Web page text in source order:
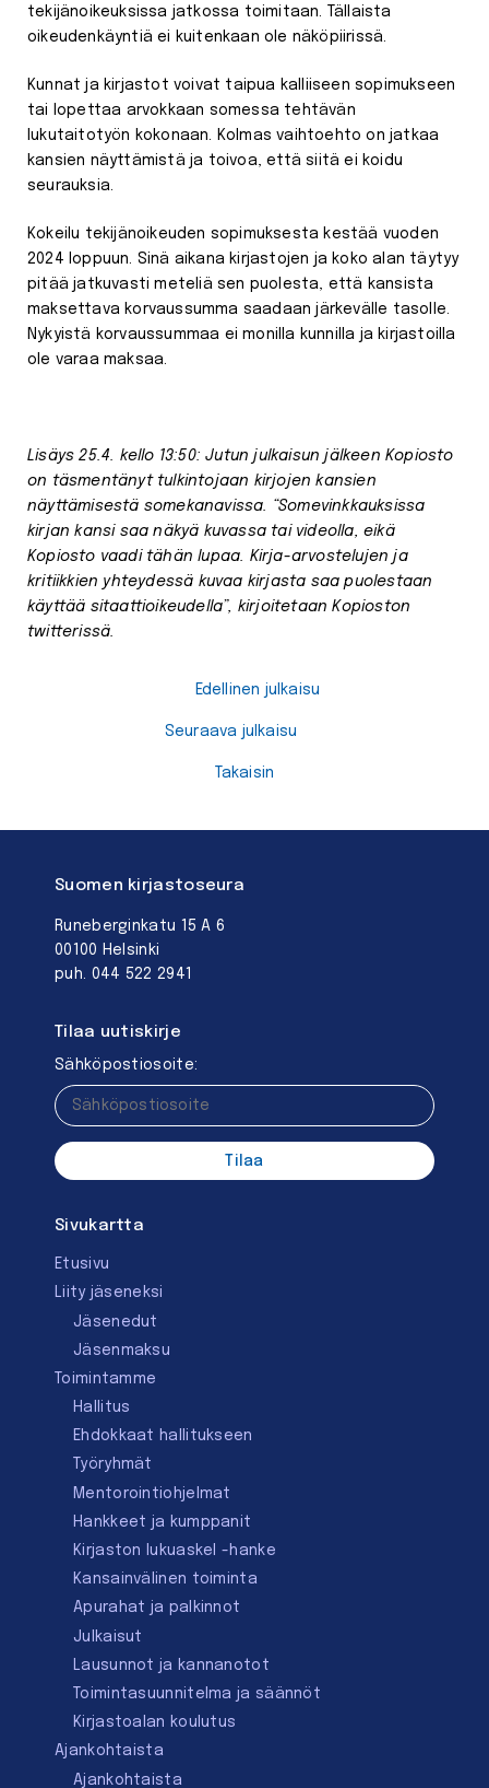
tekijänoikeuksissa jatkossa toimitaan. Tällaista
oikeudenkäyntiä ei kuitenkaan ole näköpiirissä.
Kunnat ja kirjastot voivat taipua kalliiseen sopimukseen
tai lopettaa arvokkaan somessa tehtävän
lukutaitotyön kokonaan. Kolmas vaihtoehto on jatkaa
kansien näyttämistä ja toivoa, että siitä ei koidu
seurauksia.
Kokeilu tekijänoikeuden sopimuksesta kestää vuoden
2024 loppuun. Sinä aikana kirjastojen ja koko alan täytyy
pitää jatkuvasti meteliä sen puolesta, että kansista
maksettava korvaussumma saadaan järkevälle tasolle.
Nykyistä korvaussummaa ei monilla kunnilla ja kirjastoilla
ole varaa maksaa.
Lisäys 25.4. kello 13:50: Jutun julkaisun jälkeen Kopiosto
on täsmentänyt tulkintojaan kirjojen kansien
näyttämisestä somekanavissa. “Somevinkkauksissa
kirjan kansi saa näkyä kuvassa tai videolla, eikä
Kopiosto vaadi tähän lupaa. Kirja-arvostelujen ja
kritiikkien yhteydessä kuvaa kirjasta saa puolestaan
käyttää sitaattioikeudella”, kirjoitetaan Kopioston
twitterissä.
Edellinen julkaisu
Takaisin
Seuraava julkaisu
Suomen kirjastoseura
Runeberginkatu 15 A 6
00100 Helsinki
puh. 044 522 2941
Tilaa uutiskirje
Sähköpostiosoite:
Sivukartta
Etusivu
Liity jäseneksi
Jäsenedut
Jäsenmaksu
Toimintamme
Hallitus
Ehdokkaat hallitukseen
Työryhmät
Mentorointi­ohjelmat
Hankkeet ja kumppanit
Kirjaston lukuaskel -hanke
Kansainvälinen toiminta
Apurahat ja palkinnot
Julkaisut
Lausunnot ja kannanotot
Toimintasuunnitelma ja säännöt
Kirjastoalan koulutus
Ajankohtaista
Ajankohtaista